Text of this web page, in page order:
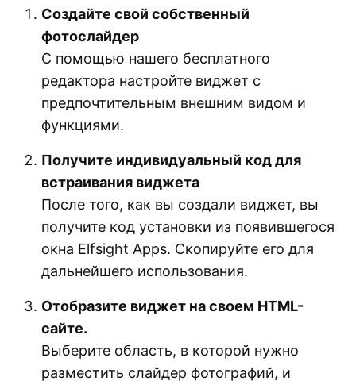
Создайте свой собственный
фотослайдер
С помощью нашего бесплатного
редактора настройте виджет с
предпочтительным внешним видом и
функциями.
Получите индивидуальный код для
встраивания виджета
После того, как вы создали виджет, вы
получите код установки из появившегося
окна Elfsight Apps. Скопируйте его для
дальнейшего использования.
Отобразите виджет на своем HTML-
сайте.
Выберите область, в которой нужно
разместить слайдер фотографий, и